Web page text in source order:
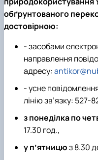
Центр
Рада
Форми
ЦКНО
садово-
Біоетична
Наукові
Наука для
«SEB-
«SEB-
Рада
Доступ до
Державні
Офіційна
виявлення
Гендерна
Контактна
обґрунтованого
достовірною:
- засобами
направлення
адресу:
- усне
лінію зв’язку: 527-
з понеділка по
17.30 год.,
у п’ятницюз 8.30